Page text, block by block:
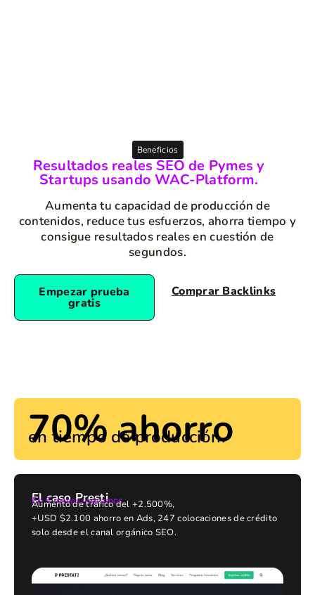
Beneficios
Resultados reales SEO de Pymes y
Startups usando WAC-Platform.
Aumenta tu capacidad de producción de
contenidos, reduce tus esfuerzos, ahorra tiempo y
consigue resultados reales en cuestión de
segundos.
Empezar prueba
gratis
Comprar Backlinks
70% ahorro
en tiempo de producción.
El caso Presti
En 5 meses logramos
Aumento de tráfico del +2.500%,
+USD $2.100 ahorro en Ads, 247 colocaciones de crédito
solo desde el canal orgánico SEO.